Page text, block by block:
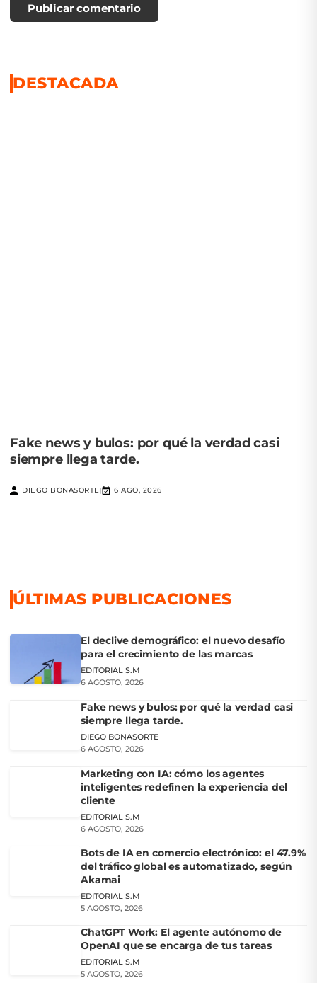
Publicar comentario
DESTACADA
Fake news y bulos: por qué la verdad casi
siempre llega tarde.
DIEGO BONASORTE| 6 AGO, 2026
ÚLTIMAS PUBLICACIONES
El declive demográfico: el nuevo desafío
para el crecimiento de las marcas
EDITORIAL S.M
6 AGOSTO, 2026
Fake news y bulos: por qué la verdad casi
siempre llega tarde.
DIEGO BONASORTE
6 AGOSTO, 2026
Marketing con IA: cómo los agentes
inteligentes redefinen la experiencia del
cliente
EDITORIAL S.M
6 AGOSTO, 2026
Bots de IA en comercio electrónico: el 47.9%
del tráfico global es automatizado, según
Akamai
EDITORIAL S.M
5 AGOSTO, 2026
ChatGPT Work: El agente autónomo de
OpenAI que se encarga de tus tareas
EDITORIAL S.M
5 AGOSTO, 2026